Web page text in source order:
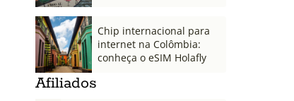
Chip internacional para
internet na Colômbia:
conheça o eSIM Holafly
Afiliados